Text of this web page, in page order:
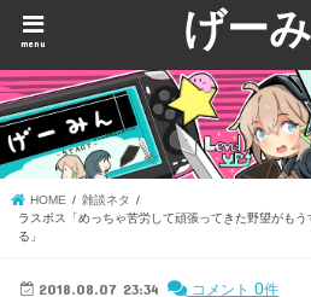
げー
menu
HOME
雑談ネタ
ラスボス「めっちゃ苦労して頑張ってきた野望がも
る」
2018.08.07 23:34 コメント 0件